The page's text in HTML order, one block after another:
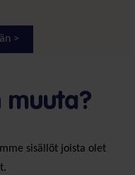
>
muuta?
sisällöt joista olet